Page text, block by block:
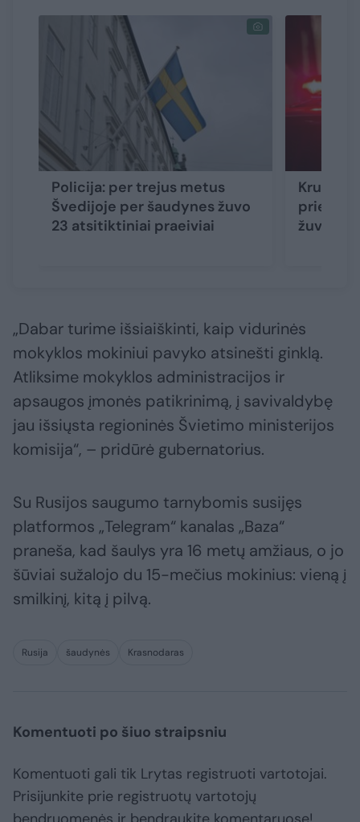
Policija: per trejus metus
Švedijoje per šaudynes žuvo
23 atsitiktiniai praeiviai
prie
žuvo,
„Dabar turime išsiaiškinti, kaip vidurinės
mokyklos mokiniui pavyko atsinešti ginklą.
Atliksime mokyklos administracijos ir
apsaugos įmonės patikrinimą, į savivaldybę
jau išsiųsta regioninės Švietimo ministerijos
komisija“, – pridūrė gubernatorius.
Su Rusijos saugumo tarnybomis susijęs
platformos „Telegram“ kanalas „Baza“
praneša, kad šaulys yra 16 metų amžiaus, o jo
šūviai sužalojo du 15-mečius mokinius: vieną į
smilkinį, kitą į pilvą.
Rusija šaudynės Krasnodaras
Komentuoti po šiuo straipsniu
Komentuoti gali tik Lrytas registruoti vartotojai.
Prisijunkite prie registruotų vartotojų